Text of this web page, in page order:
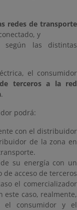
redes de transporte
y
según las distintas
el consumidor
terceros a la red
.
podrá:
con el distribuidor
de la zona en
su energía con un
acceso de terceros
el comercializador
este caso, realmente,
el consumidor y el